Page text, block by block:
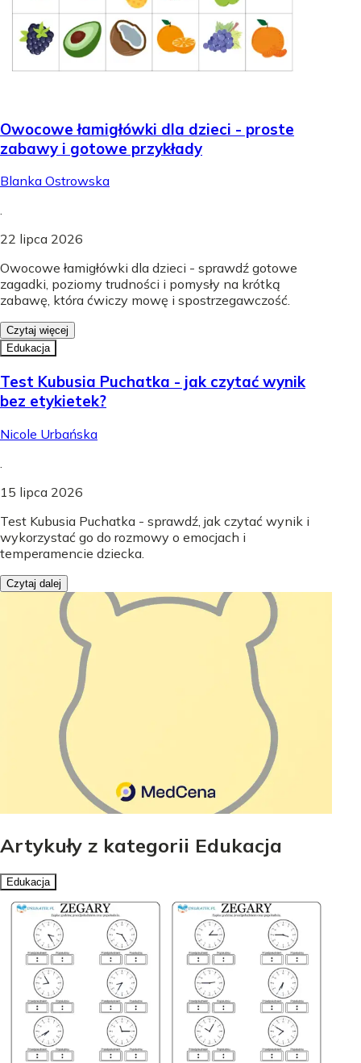
Owocowe łamigłówki dla dzieci - proste
zabawy i gotowe przykłady
Blanka Ostrowska
.
22 lipca 2026
Owocowe łamigłówki dla dzieci - sprawdź gotowe
zagadki, poziomy trudności i pomysły na krótką
zabawę, która ćwiczy mowę i spostrzegawczość.
Czytaj więcej
Edukacja
Test Kubusia Puchatka - jak czytać wynik
bez etykietek?
Nicole Urbańska
15 lipca 2026
Test Kubusia Puchatka - sprawdź, jak czytać wynik i
wykorzystać go do rozmowy o emocjach i
temperamencie dziecka.
Czytaj dalej
Artykuły z kategorii Edukacja
Edukacja